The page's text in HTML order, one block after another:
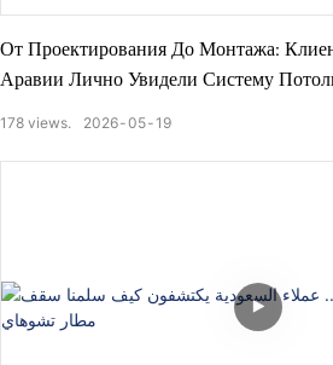
От Проектирования До Монтажа:
Аравии Лично Увидели Систему
2026 05 19
178 views.